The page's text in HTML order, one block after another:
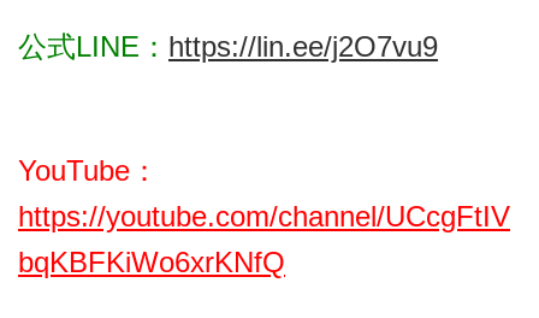
公式LINE： https://lin.ee/j2O7vu9
YouTube：
https://youtube.com/channel/UCcgFtIV
bqKBFKiWo6xrKNfQ